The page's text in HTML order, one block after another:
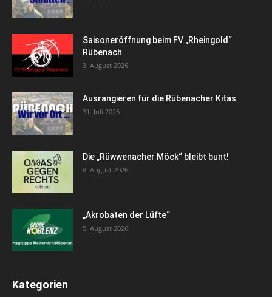
Saisoneröffnung beim FV „Rheingold“
Rübenach
3. August 2026
Ausrangieren für die Rübenacher Kitas
31. Juli 2026
Die „Rüwwenacher Möck“ bleibt bunt!
8. August 2026
„Akrobaten der Lüfte“
5. August 2026
Kategorien